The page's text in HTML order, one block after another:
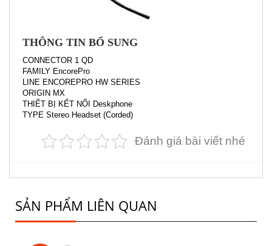
THÔNG TIN BỔ SUNG
CONNECTOR 1 QD
FAMILY EncorePro
LINE ENCOREPRO HW SERIES
ORIGIN MX
THIẾT BỊ KẾT NỐI Deskphone
TYPE Stereo Headset (Corded)
Đánh giá bài viết nhé
SẢN PHẨM LIÊN QUAN